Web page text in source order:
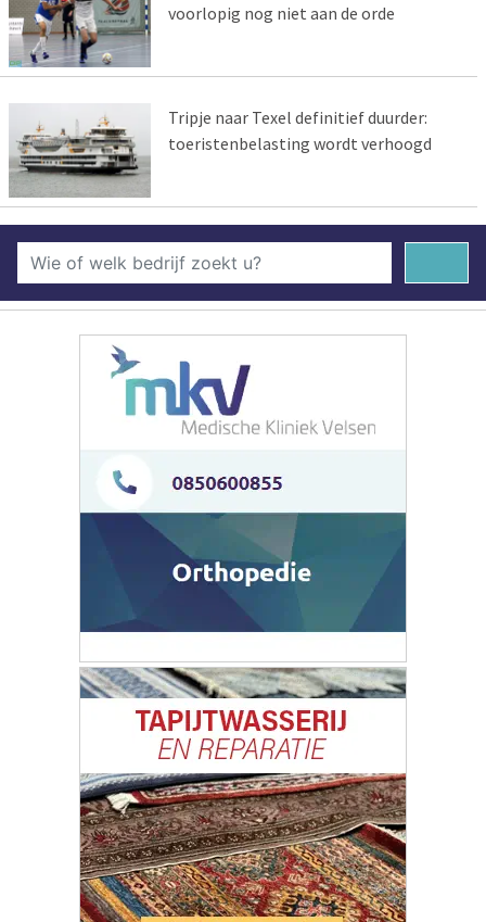
voorlopig nog niet aan de orde
Tripje naar Texel definitief duurder:
toeristenbelasting wordt verhoogd